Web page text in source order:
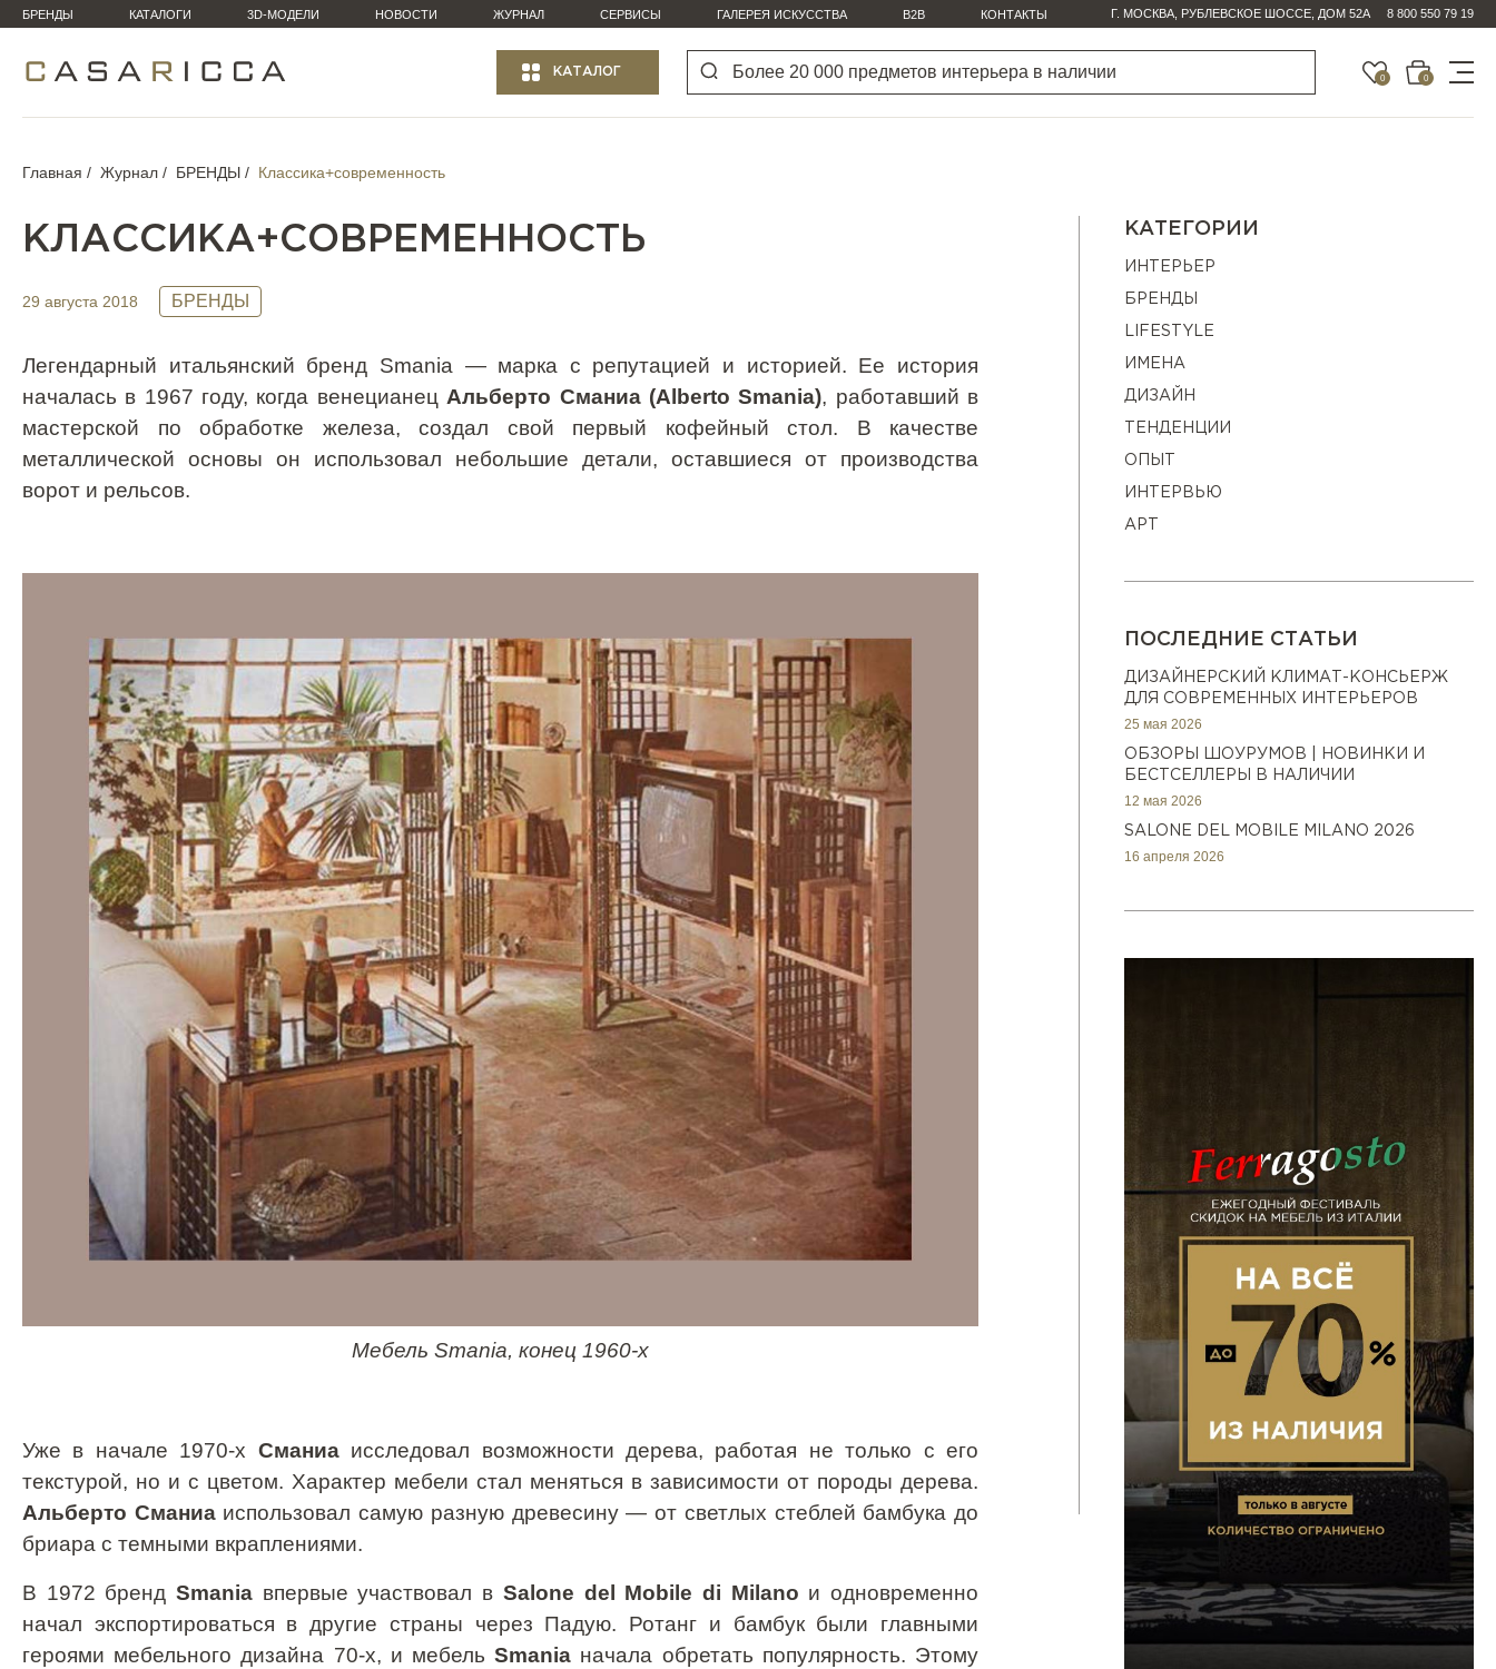
БРЕНДЫ КАТАЛОГИ 3D-МОДЕЛИ НОВОСТИ ЖУРНАЛ СЕРВИСЫ ГАЛЕРЕЯ ИСКУССТВА B2B КОНТАКТЫ Г. МОСКВА, РУБЛЕВСКОЕ ШОССЕ, ДОМ 52А 8 800 550 79 19
КАТАЛОГ 0 0
Главная Журнал БРЕНДЫ Классика+современность
КЛАССИКА+СОВРЕМЕННОСТЬ
29 августа 2018 БРЕНДЫ
Легендарный итальянский бренд Smania — марка с репутацией и историей. Ее история
началась в 1967 году, когда венецианец Альберто Сманиа (Alberto Smania), работавший в
мастерской по обработке железа, создал свой первый кофейный стол. В качестве
металлической основы он использовал небольшие детали, оставшиеся от производства
ворот и рельсов.
Мебель Smania, конец 1960-х
Уже в начале 1970-х Сманиаисследовал возможности дерева, работая не только с его
текстурой, но и с цветом. Характер мебели стал меняться в зависимости от породы дерева.
Альберто Сманиаиспользовал самую разную древесину — от светлых стеблей бамбука до
бриара с темными вкраплениями.
В 1972 брендSmania впервые участвовал в Salone del Mobile di Milano и одновременно
начал экспортироваться в другие страны через Падую. Ротанг и бамбук были главными
героями мебельного дизайна 70-х, и мебельSmania начала обретать популярность. Этому
КАТЕГОРИИ
ИНТЕРЬЕР
БРЕНДЫ
LIFESTYLE
ИМЕНА
ДИЗАЙН
ТЕНДЕНЦИИ
ОПЫТ
ИНТЕРВЬЮ
АРТ
ПОСЛЕДНИЕ СТАТЬИ
ДИЗАЙНЕРСКИЙ КЛИМАТ-КОНСЬЕРЖ
ДЛЯ СОВРЕМЕННЫХ ИНТЕРЬЕРОВ
25 мая 2026
ОБЗОРЫ ШОУРУМОВ | НОВИНКИ И
БЕСТСЕЛЛЕРЫ В НАЛИЧИИ
12 мая 2026
SALONE DEL MOBILE MILANO 2026
16 апреля 2026